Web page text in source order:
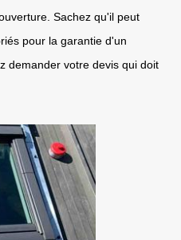
Sachez qu'il peut
pour la garantie d'un
demander votre devis qui doit